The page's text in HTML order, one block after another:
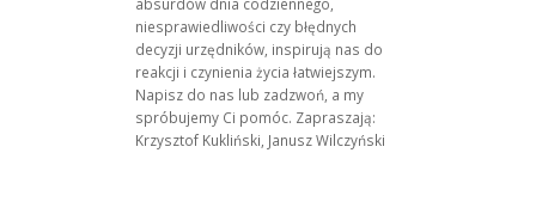
niesprawiedliwości czy błędnych
decyzji urzędników, inspirują nas do
reakcji i czynienia życia łatwiejszym.
Napisz do nas lub zadzwoń, a my
spróbujemy Ci pomóc. Zapraszają:
Krzysztof Kukliński, Janusz Wilczyński